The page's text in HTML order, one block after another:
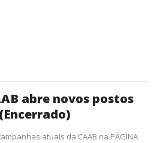
abre novos postos
atuais da CAAB na PÁGINA